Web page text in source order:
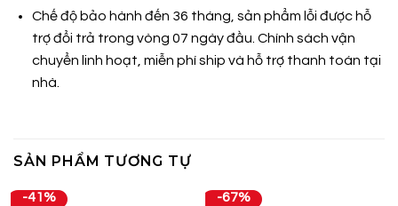
Chế độ bảo hành đến 36 tháng, sản phẩm lỗi được hỗ
trợ đổi trả trong vòng 07 ngày đầu. Chính sách vận
chuyển linh hoạt, miễn phí ship và hỗ trợ thanh toán tại
nhà.
SẢN PHẨM TƯƠNG TỰ
-41% -67%